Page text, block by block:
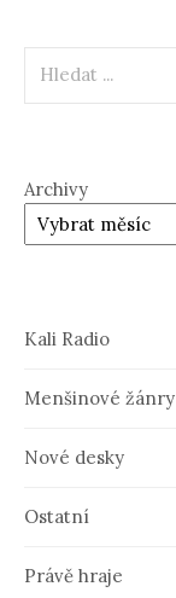
Archivy
Kali Radio
Menšinové žánry
Nové desky
Ostatní
Právě hraje